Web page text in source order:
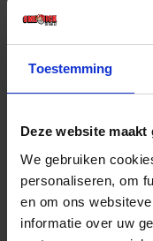
Toestemming
Deze website
We gebruiken
personaliseren, om
en om ons
informatie over uw
€ 6,44 incl.
-
Bestel nu!